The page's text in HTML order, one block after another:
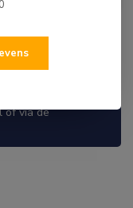
of via de